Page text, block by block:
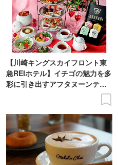
【川崎キングスカイフロント東
急REIホテル】イチゴの魅力を多
彩に引き出すアフタヌーンティ